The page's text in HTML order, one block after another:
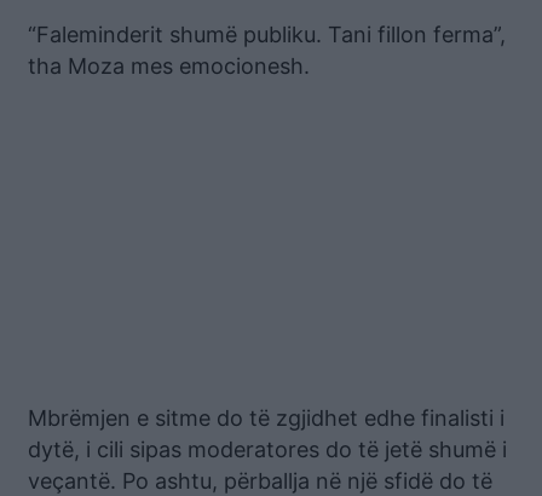
“Faleminderit shumë publiku. Tani fillon ferma”,
tha Moza mes emocionesh.
Mbrëmjen e sitme do të zgjidhet edhe finalisti i
dytë, i cili sipas moderatores do të jetë shumë i
veçantë. Po ashtu, përballja në një sfidë do të